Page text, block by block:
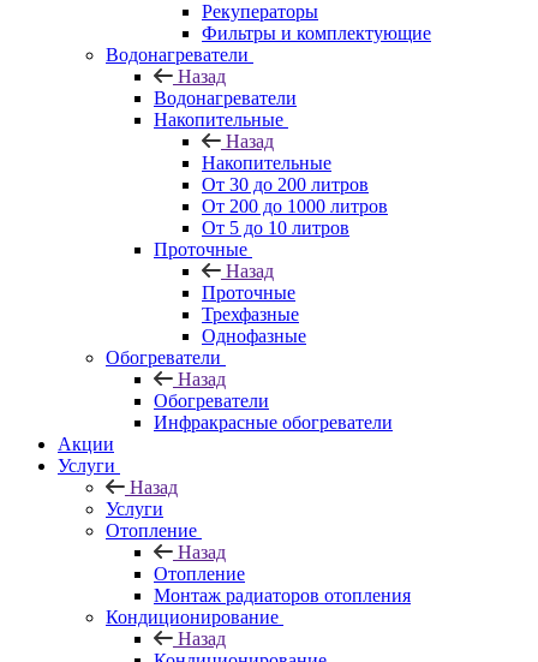
Рекуператоры
Фильтры и комплектующие
Водонагреватели
Назад
Водонагреватели
Накопительные
Назад
Накопительные
От 30 до 200 литров
От 200 до 1000 литров
От 5 до 10 литров
Проточные
Назад
Проточные
Трехфазные
Однофазные
Обогреватели
Назад
Обогреватели
Инфракрасные обогреватели
Акции
Услуги
Назад
Услуги
Отопление
Назад
Отопление
Монтаж радиаторов отопления
Кондиционирование
Назад